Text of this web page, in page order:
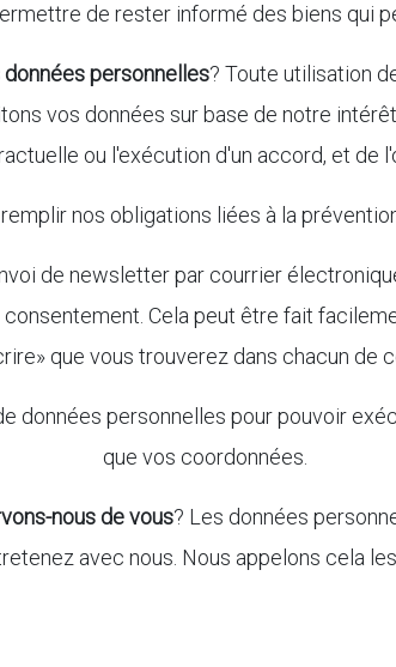
de rester informé des biens qui
personnelles? Toute utilisation
vos données sur base de notre
ou l'exécution d'un accord, et de
nos obligations liées à la
de newsletter par courrier
Cela peut être fait
que vous trouverez dans chacun de
données personnelles pour pouvoir
que vos coordonnées.
nous de vous? Les données
avec nous. Nous appelons cela